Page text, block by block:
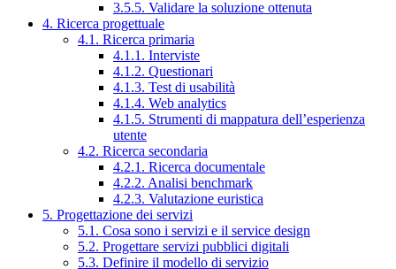
3.5.5. Validare la soluzione ottenuta
4. Ricerca progettuale
4.1. Ricerca primaria
4.1.1. Interviste
4.1.2. Questionari
4.1.3. Test di usabilità
4.1.4. Web analytics
4.1.5. Strumenti di mappatura dell’esperienza
utente
4.2. Ricerca secondaria
4.2.1. Ricerca documentale
4.2.2. Analisi benchmark
4.2.3. Valutazione euristica
5. Progettazione dei servizi
5.1. Cosa sono i servizi e il service design
5.2. Progettare servizi pubblici digitali
5.3. Definire il modello di servizio